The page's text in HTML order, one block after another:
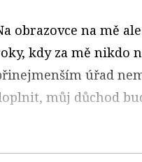
obrazovce na mě
kdy za mě nikdo
úřad
můj důchod